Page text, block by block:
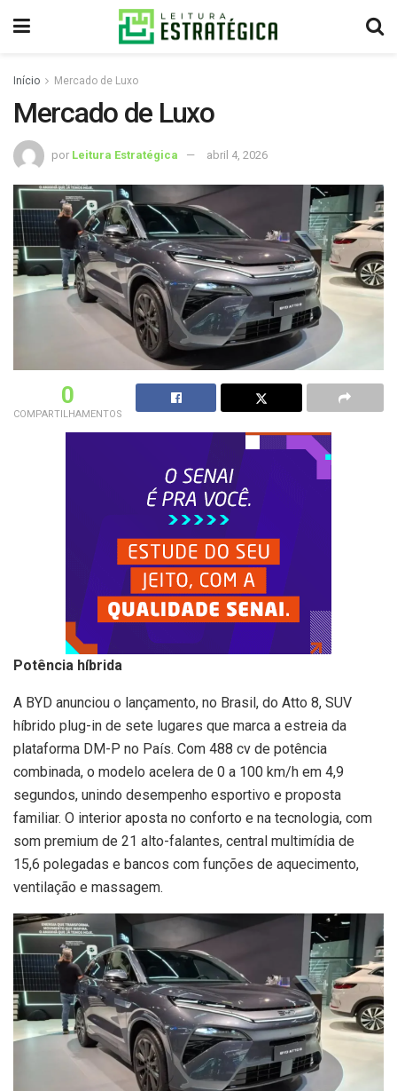
Início Mercado de Luxo
Mercado de Luxo
por Leitura Estratégica abril 4, 2026
0
COMPARTILHAMENTOS
Potência híbrida
A BYD anunciou o lançamento, no Brasil, do Atto 8, SUV
híbrido plug-in de sete lugares que marca a estreia da
plataforma DM-P no País. Com 488 cv de potência
combinada, o modelo acelera de 0 a 100 km/h em 4,9
segundos, unindo desempenho esportivo e proposta
familiar. O interior aposta no conforto e na tecnologia, com
som premium de 21 alto-falantes, central multimídia de
15,6 polegadas e bancos com funções de aquecimento,
ventilação e massagem.